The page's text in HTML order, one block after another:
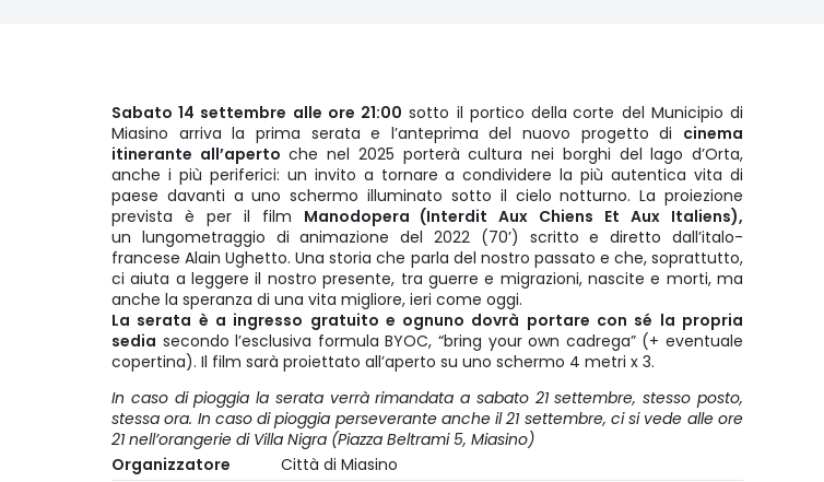
Sabato 14 settembre alle ore 21:00 sotto il portico della corte del Municipio di
Miasino arriva la prima serata e l’anteprima del nuovo progetto di cinema
itinerante all’aperto che nel 2025 porterà cultura nei borghi del lago d’Orta,
anche i più periferici: un invito a tornare a condividere la più autentica vita di
paese davanti a uno schermo illuminato sotto il cielo notturno. La proiezione
prevista è per il film Manodopera (Interdit Aux Chiens Et Aux Italiens),
un lungometraggio di animazione del 2022 (70’) scritto e diretto dall’italo-
francese Alain Ughetto. Una storia che parla del nostro passato e che, soprattutto,
ci aiuta a leggere il nostro presente, tra guerre e migrazioni, nascite e morti, ma
anche la speranza di una vita migliore, ieri come oggi.
La serata è a ingresso gratuito e ognuno dovrà portare con sé la propria
sedia secondo l’esclusiva formula BYOC, “bring your own cadrega” (+ eventuale
copertina). Il film sarà proiettato all’aperto su uno schermo 4 metri x 3.
In caso di pioggia la serata verrà rimandata a sabato 21 settembre, stesso posto,
stessa ora. In caso di pioggia perseverante anche il 21 settembre, ci si vede alle ore
21 nell’orangerie di Villa Nigra (Piazza Beltrami 5, Miasino)
Organizzatore
Città di Miasino